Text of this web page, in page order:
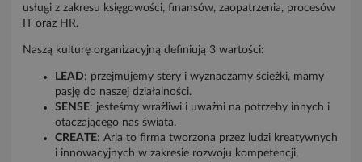
usługi z zakresu księgowości, finansów, zaopatrzenia, procesów
IT oraz HR.
Naszą kulturę organizacyjną definiują 3 wartości:
LEAD: przejmujemy stery i wyznaczamy ścieżki, mamy
pasję do naszej działalności.
SENSE: jesteśmy wrażliwi i uważni na potrzeby innych i
otaczającego nas świata.
CREATE: Arla to firma tworzona przez ludzi kreatywnych
i innowacyjnych w zakresie rozwoju kompetencji,